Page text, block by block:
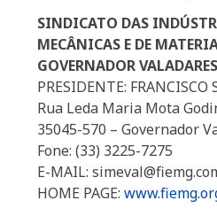
SINDICATO DAS
MECÂNICAS E DE
GOVERNADOR VALADARES
PRESIDENTE: FRANCISCO
Rua Leda Maria Mota
35045-570 – Governador
Fone: (33) 3225-7275
E-MAIL:
HOME PAGE: